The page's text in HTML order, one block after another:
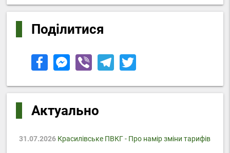
Поділитися
Актуально
31.07.2026Красилівське ПВКГ - Про намір зміни тарифів